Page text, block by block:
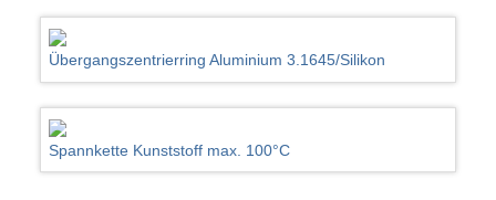
Übergangszentrierring Aluminium 3.1645/Silikon
Spannkette Kunststoff max. 100°C